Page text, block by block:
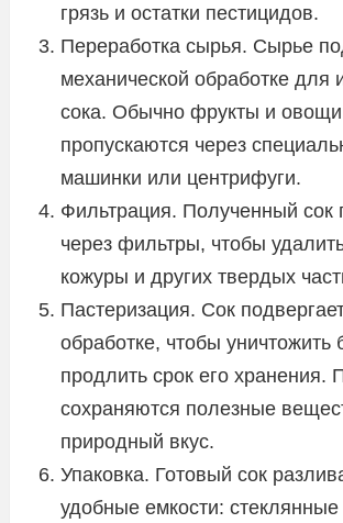
грязь и остатки пестицидов.
Переработка сырья. Сырье
механической обработке для
сока. Обычно фрукты и овощи
пропускаются через
машинки или центрифуги.
Фильтрация. Полученный сок
через фильтры, чтобы
кожуры и других твердых
Пастеризация. Сок
обработке, чтобы уничтожить
продлить срок его хранения.
сохраняются полезные
природный вкус.
Упаковка. Готовый сок
удобные емкости: